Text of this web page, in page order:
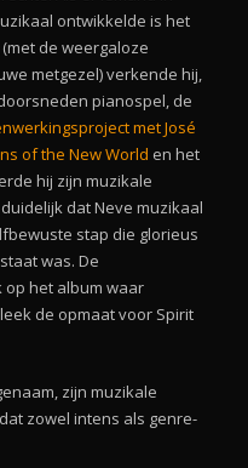
ontwikkelde is het
de weergaloze
metgezel) verkende hij,
pianospel, de
met José
of the New World en het
hij zijn muzikale
dat Neve muzikaal
stap die glorieus
was. De
op het album waar
de opmaat voor Spirit
zijn muzikale
zowel intens als genre-